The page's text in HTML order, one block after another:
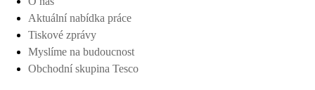
Aktuální nabídka práce
Tiskové zprávy
Myslíme na budoucnost
Obchodní skupina Tesco